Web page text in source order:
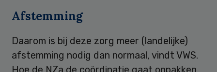
Afstemming
Daarom is bij deze zorg meer (landelijke)
afstemming nodig dan normaal, vindt VWS.
Hoe de NZa de coördinatie gaat oppakken